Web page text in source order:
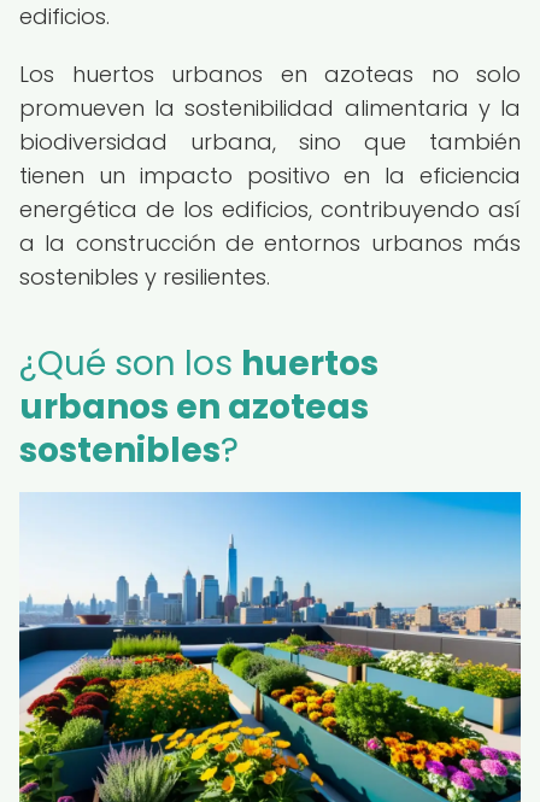
edificios.
Los huertos urbanos en azoteas no solo
promueven la sostenibilidad alimentaria y la
biodiversidad urbana, sino que también
tienen un impacto positivo en la eficiencia
energética de los edificios, contribuyendo así
a la construcción de entornos urbanos más
sostenibles y resilientes.
¿Qué son los huertos
urbanos en azoteas
sostenibles?